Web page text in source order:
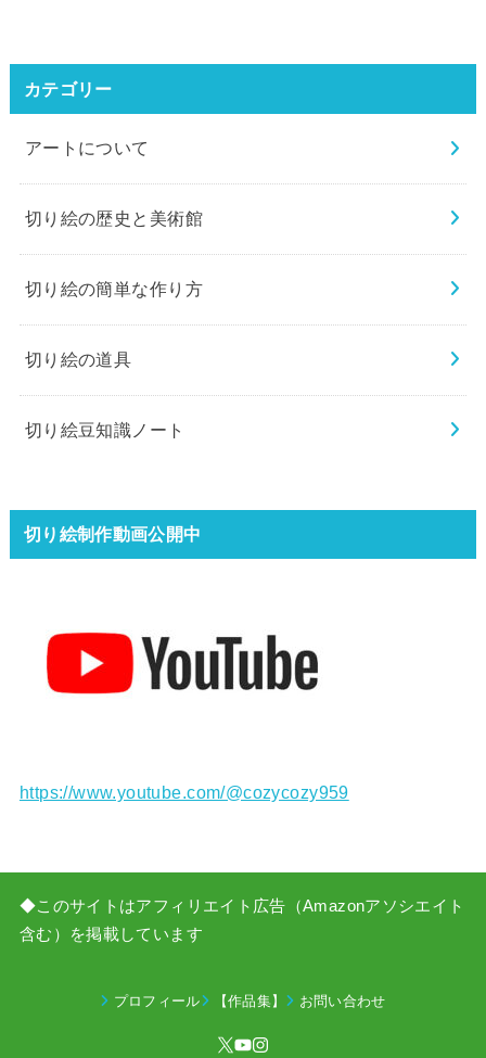
カテゴリー
アートについて
切り絵の歴史と美術館
切り絵の簡単な作り方
切り絵の道具
切り絵豆知識ノート
切り絵制作動画公開中
https://www.youtube.com/@cozycozy959
◆このサイトはアフィリエイト広告（Amazonアソシエイト
含む）を掲載しています
プロフィール 【作品集】 お問い合わせ